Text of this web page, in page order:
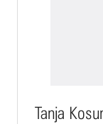
Tanja